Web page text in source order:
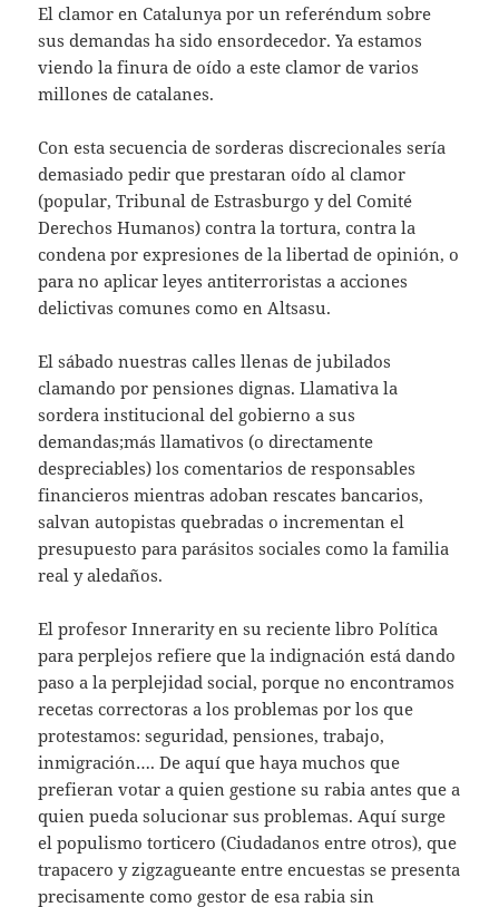
El clamor en Catalunya por un referéndum sobre
sus demandas ha sido ensordecedor. Ya estamos
viendo la finura de oído a este clamor de varios
millones de catalanes.
Con esta secuencia de sorderas discrecionales sería
demasiado pedir que prestaran oído al clamor
(popular, Tribunal de Estrasburgo y del Comité
Derechos Humanos) contra la tortura, contra la
condena por expresiones de la libertad de opinión, o
para no aplicar leyes antiterroristas a acciones
delictivas comunes como en Altsasu.
El sábado nuestras calles llenas de jubilados
clamando por pensiones dignas. Llamativa la
sordera institucional del gobierno a sus
demandas;más llamativos (o directamente
despreciables) los comentarios de responsables
financieros mientras adoban rescates bancarios,
salvan autopistas quebradas o incrementan el
presupuesto para parásitos sociales como la familia
real y aledaños.
El profesor Innerarity en su reciente libro Política
para perplejos refiere que la indignación está dando
paso a la perplejidad social, porque no encontramos
recetas correctoras a los problemas por los que
protestamos: seguridad, pensiones, trabajo,
inmigración…. De aquí que haya muchos que
prefieran votar a quien gestione su rabia antes que a
quien pueda solucionar sus problemas. Aquí surge
el populismo torticero (Ciudadanos entre otros), que
trapacero y zigzagueante entre encuestas se presenta
precisamente como gestor de esa rabia sin